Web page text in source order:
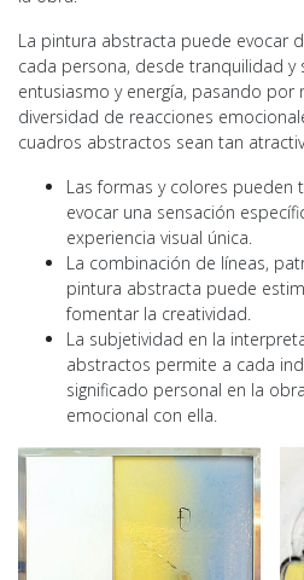
La pintura abstracta puede evocar
cada persona, desde tranquilidad y
entusiasmo y energía, pasando por
diversidad de reacciones
cuadros abstractos sean tan
Las formas y colores pueden
evocar una sensación
experiencia visual única.
La combinación de líneas,
pintura abstracta puede
fomentar la creatividad.
La subjetividad en la
abstractos permite a cada
significado personal en la
emocional con ella.